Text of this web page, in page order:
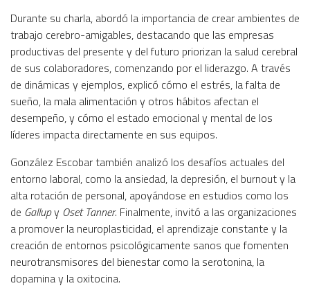
Durante su charla, abordó la importancia de crear ambientes de
trabajo cerebro-amigables, destacando que las empresas
productivas del presente y del futuro priorizan la salud cerebral
de sus colaboradores, comenzando por el liderazgo. A través
de dinámicas y ejemplos, explicó cómo el estrés, la falta de
sueño, la mala alimentación y otros hábitos afectan el
desempeño, y cómo el estado emocional y mental de los
líderes impacta directamente en sus equipos.
González Escobar también analizó los desafíos actuales del
entorno laboral, como la ansiedad, la depresión, el burnout y la
alta rotación de personal, apoyándose en estudios como los
de Gallupy Oset Tanner. Finalmente, invitó a las organizaciones
a promover la neuroplasticidad, el aprendizaje constante y la
creación de entornos psicológicamente sanos que fomenten
neurotransmisores del bienestar como la serotonina, la
dopamina y la oxitocina.